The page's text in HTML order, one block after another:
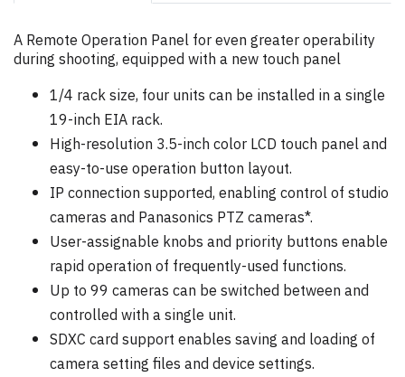
A Remote Operation Panel for even greater operability
during shooting, equipped with a new touch panel
1/4 rack size, four units can be installed in a single
19-inch EIA rack.
High-resolution 3.5-inch color LCD touch panel and
easy-to-use operation button layout.
IP connection supported, enabling control of studio
cameras and Panasonics PTZ cameras*.
User-assignable knobs and priority buttons enable
rapid operation of frequently-used functions.
Up to 99 cameras can be switched between and
controlled with a single unit.
SDXC card support enables saving and loading of
camera setting files and device settings.